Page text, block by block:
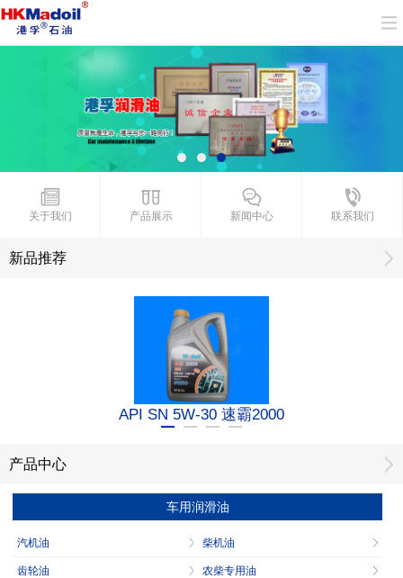
关于我们 产品展示 新闻中心 联系我们
新品推荐
API SN 5W-30 速霸2000
产品中心
车用润滑油
汽机油 柴机油
齿轮油 农柴专用油